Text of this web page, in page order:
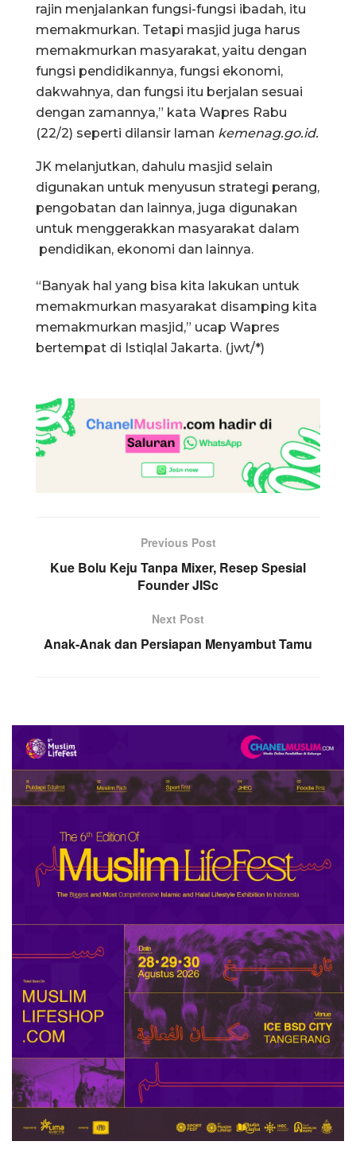
rajin menjalankan fungsi-fungsi ibadah, itu
memakmurkan. Tetapi masjid juga harus
memakmurkan masyarakat, yaitu dengan
fungsi pendidikannya, fungsi ekonomi,
dakwahnya, dan fungsi itu berjalan sesuai
dengan zamannya,” kata Wapres Rabu
(22/2) seperti dilansir laman kemenag.go.id.
JK melanjutkan, dahulu masjid selain
digunakan untuk menyusun strategi perang,
pengobatan dan lainnya, juga digunakan
untuk menggerakkan masyarakat dalam
pendidikan, ekonomi dan lainnya.
“Banyak hal yang bisa kita lakukan untuk
memakmurkan masyarakat disamping kita
memakmurkan masjid,” ucap Wapres
bertempat di Istiqlal Jakarta. (jwt/*)
Previous Post
Kue Bolu Keju Tanpa Mixer, Resep Spesial
Founder JISc
Next Post
Anak-Anak dan Persiapan Menyambut Tamu